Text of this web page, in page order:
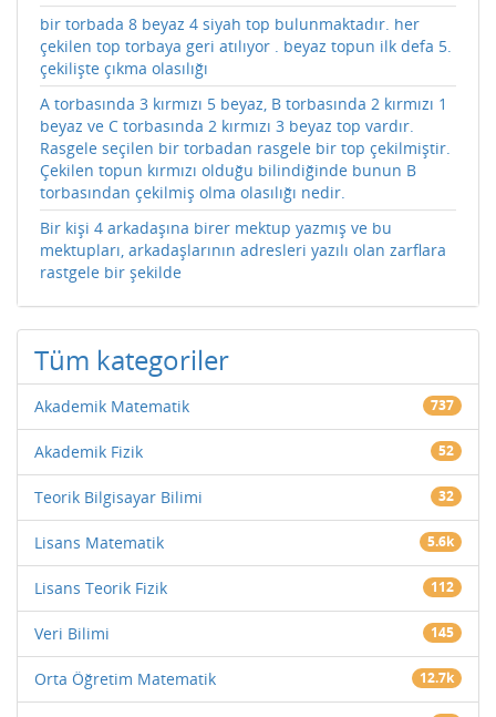
bir torbada 8 beyaz 4 siyah top bulunmaktadır. her
çekilen top torbaya geri atılıyor . beyaz topun ilk defa 5.
çekilişte çıkma olasılığı
A torbasında 3 kırmızı 5 beyaz, B torbasında 2 kırmızı 1
beyaz ve C torbasında 2 kırmızı 3 beyaz top vardır.
Rasgele seçilen bir torbadan rasgele bir top çekilmiştir.
Çekilen topun kırmızı olduğu bilindiğinde bunun B
torbasından çekilmiş olma olasılığı nedir.
Bir kişi 4 arkadaşına birer mektup yazmış ve bu
mektupları, arkadaşlarının adresleri yazılı olan zarflara
rastgele bir şekilde
Tüm kategoriler
Akademik Matematik 737
Akademik Fizik 52
Teorik Bilgisayar Bilimi 32
Lisans Matematik 5.6k
Lisans Teorik Fizik 112
Veri Bilimi 145
Orta Öğretim Matematik 12.7k